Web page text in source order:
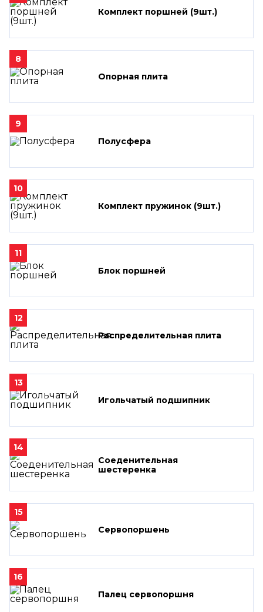
Комплект поршней (9шт.)
8
Опорная плита
9
Полусфера
10
Комплект пружинок (9шт.)
11
Блок поршней
12
Распределительная плита
13
Игольчатый подшипник
14
Соеденительная
шестеренка
15
Сервопоршень
16
Палец сервопоршня